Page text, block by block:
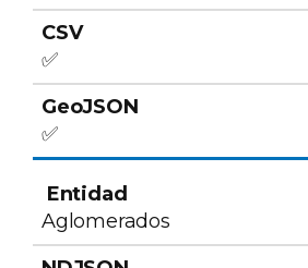
✅
✅
Aglomerados